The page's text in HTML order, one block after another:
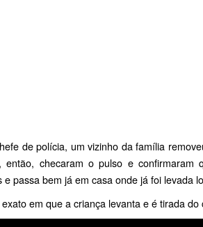
de polícia, um vizinho da família
então, checaram o pulso e
e passa bem já em casa onde já foi levada
em que a criança levanta e é tirada do